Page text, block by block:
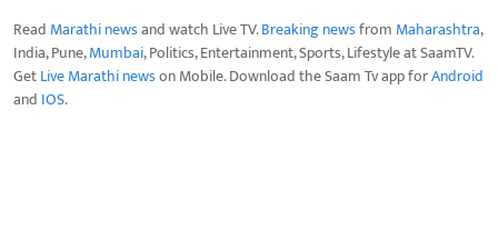
Read Marathi newsand watch Live TV.Breaking newsfrom Maharashtra,
India, Pune,Mumbai, Politics, Entertainment, Sports, Lifestyle at SaamTV.
GetLive Marathi newson Mobile. Download the Saam Tv app forAndroid
and IOS.